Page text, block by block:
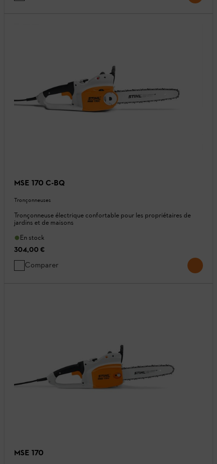
MSE 170 C-BQ
Tronçonneuses
Tronçonneuse électrique confortable pour les propriétaires de
jardins et de maisons
En stock
304,00 €
Comparer
MSE 170